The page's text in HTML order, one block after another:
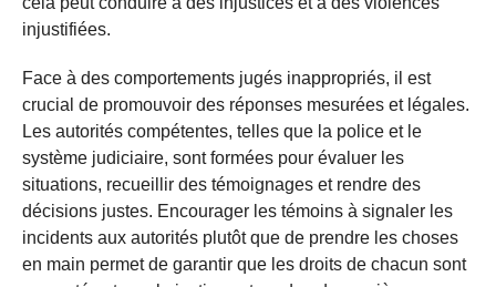
injustifiées.
Face à des comportements jugés inappropriés, il est
crucial de promouvoir des réponses mesurées et légales.
Les autorités compétentes, telles que la police et le
système judiciaire, sont formées pour évaluer les
situations, recueillir des témoignages et rendre des
décisions justes. Encourager les témoins à signaler les
incidents aux autorités plutôt que de prendre les choses
en main permet de garantir que les droits de chacun sont